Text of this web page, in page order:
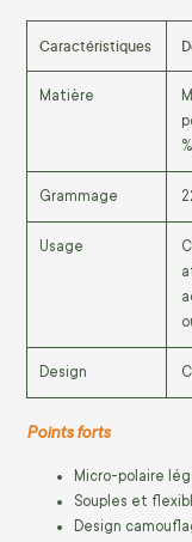
Caractéristiques
Matière
Grammage
Usage
Design
Points forts
Micro-polaire
Souples et
Design